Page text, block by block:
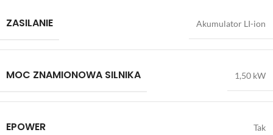
ZASILANIE Akumulator LI-ion
MOC ZNAMIONOWA SILNIKA 1,50 kW
EPOWER Tak